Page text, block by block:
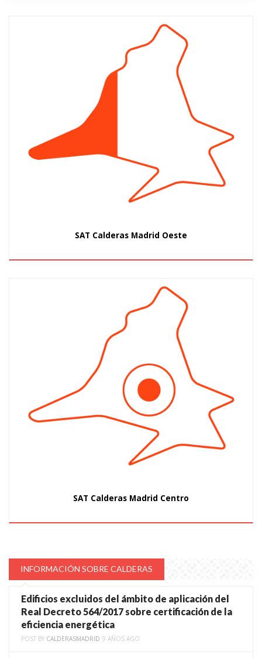
SAT Calderas Madrid Oeste
SAT Calderas Madrid Centro
INFORMACIÓN SOBRE CALDERAS
Edificios excluidos del ámbito de aplicación del
Real Decreto 564/2017 sobre certificación de la
eficiencia energética
POST BY CALDERASMADRID 9 AÑOS AGO